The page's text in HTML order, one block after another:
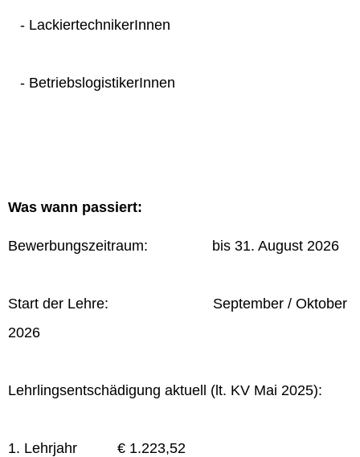
- LackiertechnikerInnen
- BetriebslogistikerInnen
Was wann passiert:
Bewerbungszeitraum: bis 31. August 2026
Start der Lehre: September / Oktober
2026
Lehrlingsentschädigung aktuell (lt. KV Mai 2025):
1. Lehrjahr € 1.223,52